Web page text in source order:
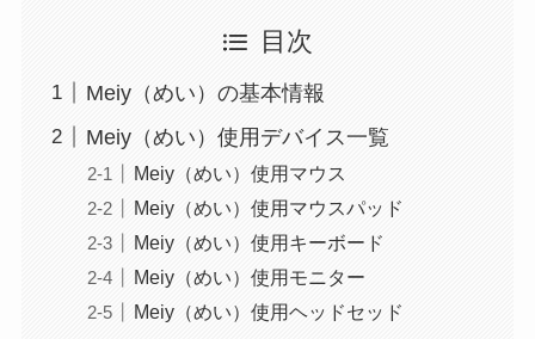
目次
Meiy（めい）の基本情報
Meiy（めい）使用デバイス一覧
Meiy（めい）使用マウス
Meiy（めい）使用マウスパッド
Meiy（めい）使用キーボード
Meiy（めい）使用モニター
Meiy（めい）使用ヘッドセッド